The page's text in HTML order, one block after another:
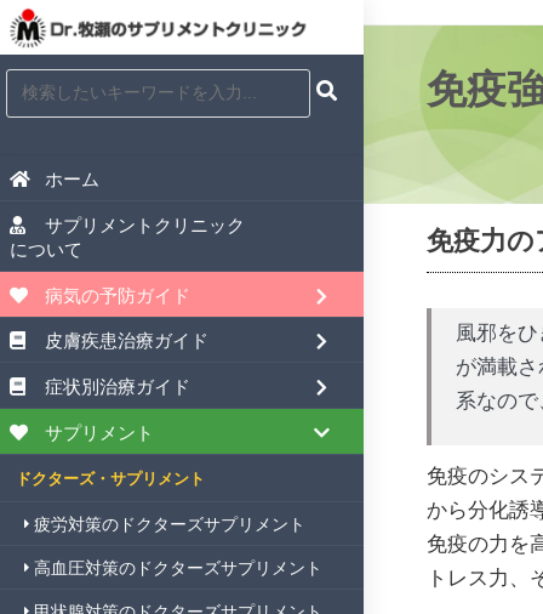
ホーム
サプリメントクリニック
について
病気の予防ガイド
皮膚疾患治療ガイド
症状別治療ガイド
サプリメント
ドクターズ・サプリメント
疲労対策のドクターズサプリメント
高血圧対策のドクターズサプリメント
免疫
免疫力
風邪を
が満載
系なの
免疫のシス
から分化誘
免疫の力を
トレス力、